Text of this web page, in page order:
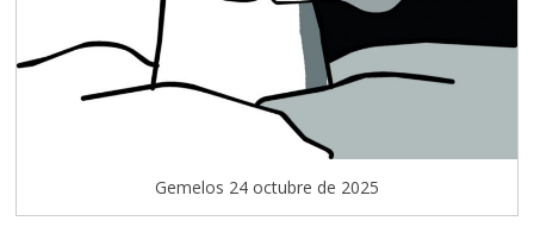
Gemelos 24 octubre de 2025